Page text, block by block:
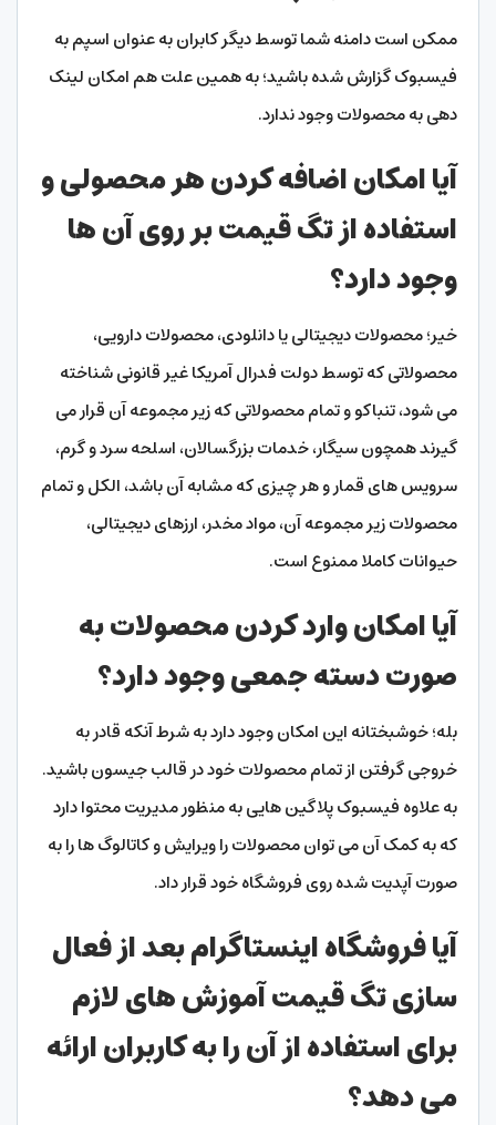
ممکن است دامنه شما توسط دیگر کابران به عنوان اسپم به
فیسبوک گزارش شده باشید؛ به همین علت هم امکان لینک
دهی به محصولات وجود ندارد.
آیا امکان اضافه کردن هر محصولی و
استفاده از تگ قیمت بر روی آن ها
وجود دارد؟
خیر؛ محصولات دیجیتالی یا دانلودی، محصولات دارویی،
محصولاتی که توسط دولت فدرال آمریکا غیر قانونی شناخته
می شود، تنباکو و تمام محصولاتی که زیر مجموعه آن قرار می
گیرند همچون سیگار، خدمات بزرگسالان، اسلحه سرد و گرم،
سرویس های قمار و هر چیزی که مشابه آن باشد، الکل و تمام
محصولات زیر مجموعه آن، مواد مخدر، ارزهای دیجیتالی،
حیوانات کاملا ممنوع است.
آیا امکان وارد کردن محصولات به
صورت دسته جمعی وجود دارد؟
بله؛ خوشبختانه این امکان وجود دارد به شرط آنکه قادر به
خروجی گرفتن از تمام محصولات خود در قالب جیسون باشید.
به علاوه فیسبوک پلاگین هایی به منظور مدیریت محتوا دارد
که به کمک آن می توان محصولات را ویرایش و کاتالوگ ها را به
صورت آپدیت شده روی فروشگاه خود قرار داد.
آیا فروشگاه اینستاگرام بعد از فعال
سازی تگ قیمت آموزش های لازم
برای استفاده از آن را به کاربران ارائه
می دهد؟